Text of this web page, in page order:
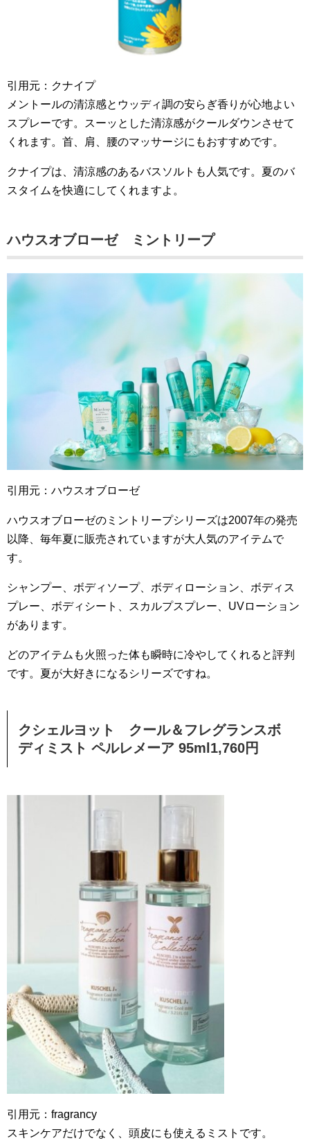
引用元：クナイプ
メントールの清涼感とウッディ調の安らぎ香りが心地よい
スプレーです。スーッとした清涼感がクールダウンさせて
くれます。首、肩、腰のマッサージにもおすすめです。
クナイプは、清涼感のあるバスソルトも人気です。夏のバ
スタイムを快適にしてくれますよ。
ハウスオブローゼ ミントリープ
引用元：ハウスオブローゼ
ハウスオブローゼのミントリープシリーズは2007年の発売
以降、毎年夏に販売されていますが大人気のアイテムで
す。
シャンプー、ボディソープ、ボディローション、ボディス
プレー、ボディシート、スカルプスプレー、UVローション
があります。
どのアイテムも火照った体も瞬時に冷やしてくれると評判
です。夏が大好きになるシリーズですね。
クシェルヨット クール＆フレグランスボ
ディミスト ペルレメーア 95ml1,760円
引用元：fragrancy
スキンケアだけでなく、頭皮にも使えるミストです。